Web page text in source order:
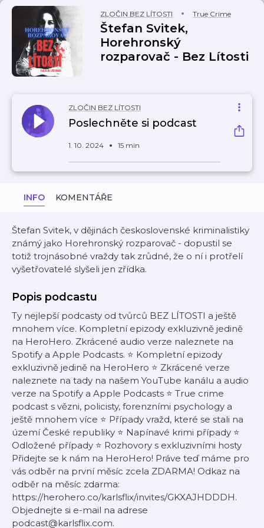
ZLOČIN BEZ LÍTOSTI True Crime
Štefan Svitek,
Horehronský
rozparovač - Bez Lítosti
ZLOČIN BEZ LÍTOSTI
Poslechněte si podcast
1. 10. 2024 15 min
INFO KOMENTÁŘE
Štefan Svitek, v dějinách československé kriminalistiky
známý jako Horehronský rozparovač - dopustil se
totiž trojnásobné vraždy tak zrůdné, že o ní i protřelí
vyšetřovatelé slyšeli jen zřídka.
Popis podcastu
Ty nejlepší podcasty od tvůrců BEZ LÍTOSTI a ještě
mnohem více. Kompletní epizody exkluzivně jedině
na HeroHero. Zkrácené audio verze naleznete na
Spotify a Apple Podcasts. ⭐️ Kompletní epizody
exkluzivně jedině na HeroHero ⭐️ Zkrácené verze
naleznete na tady na našem YouTube kanálu a audio
verze na Spotify a Apple Podcasts ⭐️ True crime
podcast s vězni, policisty, forenzními psychology a
ještě mnohem více ⭐️ Případy vražd, které se stali na
území České republiky ⭐️ Napínavé krimi případy ⭐️
Odložené případy ⭐️ Rozhovory s exkluzivními hosty
Přidejte se k nám na HeroHero! Práve teď máme pro
vás odběr na první měsíc zcela ZDARMA! Odkaz na
odběr na měsíc zdarma:
https://herohero.co/karlsflix/invites/GKXAJHDDDH.
Objednejte si e-mail na adrese
podcast@karlsflix.com.